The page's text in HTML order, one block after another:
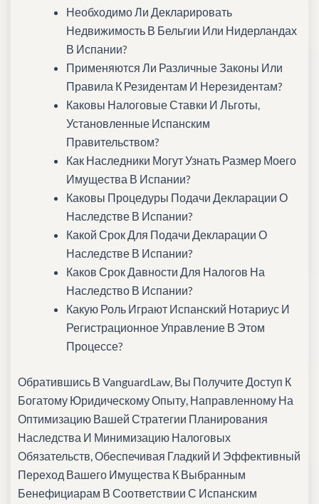
Необходимо Ли Декларировать
Недвижимость В Бельгии Или Нидерландах
В Испании?
Применяются Ли Различные Законы Или
Правила К Резидентам И Нерезидентам?
Каковы Налоговые Ставки И Льготы,
Установленные Испанским
Правительством?
Как Наследники Могут Узнать Размер Моего
Имущества В Испании?
Каковы Процедуры Подачи Декларации О
Наследстве В Испании?
Какой Срок Для Подачи Декларации О
Наследстве В Испании?
Каков Срок Давности Для Налогов На
Наследство В Испании?
Какую Роль Играют Испанский Нотариус И
Регистрационное Управление В Этом
Процессе?
Обратившись В VanguardLaw, Вы Получите Доступ К
Богатому Юридическому Опыту, Направленному На
Оптимизацию Вашей Стратегии Планирования
Наследства И Минимизацию Налоговых
Обязательств, Обеспечивая Гладкий И Эффективный
Переход Вашего Имущества К Выбранным
Бенефициарам В Соответствии С Испанским